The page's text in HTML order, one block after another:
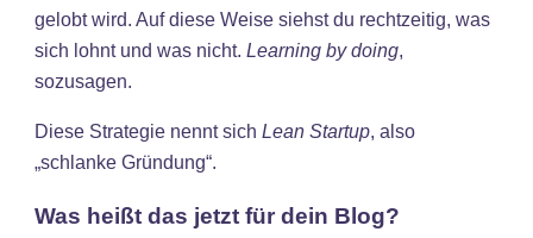
gelobt wird. Auf diese Weise siehst du rechtzeitig, was
sich lohnt und was nicht. Learning by doing,
sozusagen.
Diese Strategie nennt sich Lean Startup, also
„schlanke Gründung“.
Was heißt das jetzt für dein Blog?